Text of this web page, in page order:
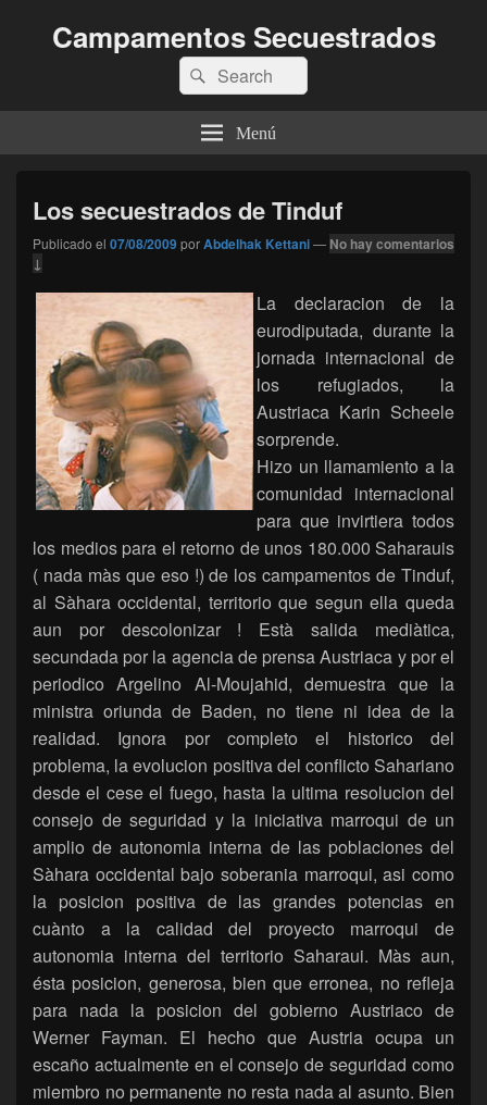
Campamentos Secuestrados
Buscar
por:
Buscar
Menú
Los secuestrados de Tinduf
Publicado el 07/08/2009porAbdelhak Kettani— No hay comentarios
↓
La declaracion de la
eurodiputada, durante la
jornada internacional de
los refugiados, la
Austriaca Karin Scheele
sorprende.
Hizo un llamamiento a la
comunidad internacional
para que invirtiera todos
los medios para el retorno de unos 180.000 Saharauis
( nada màs que eso !) de los campamentos de Tinduf,
al Sàhara occidental, territorio que segun ella queda
aun por descolonizar ! Està salida mediàtica,
secundada por la agencia de prensa Austriaca y por el
periodico Argelino Al-Moujahid, demuestra que la
ministra oriunda de Baden, no tiene ni idea de la
realidad. Ignora por completo el historico del
problema, la evolucion positiva del conflicto Sahariano
desde el cese el fuego, hasta la ultima resolucion del
consejo de seguridad y la iniciativa marroqui de un
amplio de autonomia interna de las poblaciones del
Sàhara occidental bajo soberania marroqui, asi como
la posicion positiva de las grandes potencias en
cuànto a la calidad del proyecto marroqui de
autonomia interna del territorio Saharaui. Màs aun,
ésta posicion, generosa, bien que erronea, no refleja
para nada la posicion del gobierno Austriaco de
Werner Fayman. El hecho que Austria ocupa un
escaño actualmente en el consejo de seguridad como
miembro no permanente no resta nada al asunto. Bien